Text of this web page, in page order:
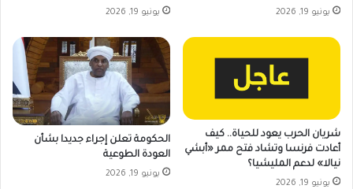
يونيو 19, 2026 يونيو 19, 2026
شريان الحرب يعود للحياة.. كيف
أعادت فرنسا وتشاد فتح ممر «أبشي
نيالا» لدعم المليشيا؟
يونيو 19, 2026
الحكومة تعلن إجراء جديدا بشأن
العودة الطوعية
يونيو 19, 2026